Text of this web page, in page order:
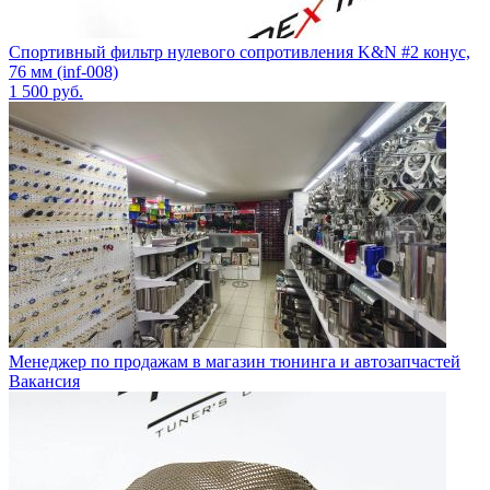
Спортивный фильтр нулевого сопротивления K&N #2 конус,
76 мм (inf-008)
1 500 руб.
Менеджер по продажам в магазин тюнинга и автозапчастей
Вакансия